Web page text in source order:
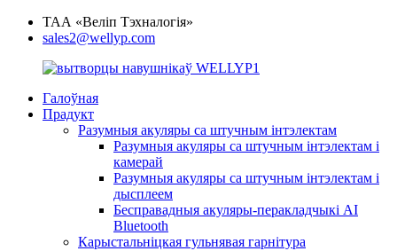
ТАА «Веліп Тэхналогія»
sales2@wellyp.com
Галоўная
Прадукт
Разумныя акуляры са штучным інтэлектам
Разумныя акуляры са штучным інтэлектам і
камерай
Разумныя акуляры са штучным інтэлектам і
дысплеем
Бесправадныя акуляры-перакладчыкі AI
Bluetooth
Карыстальніцкая гульнявая гарнітура